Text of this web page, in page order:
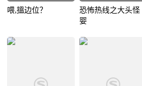
喂,搵边位？
恐怖热线之大头怪
婴